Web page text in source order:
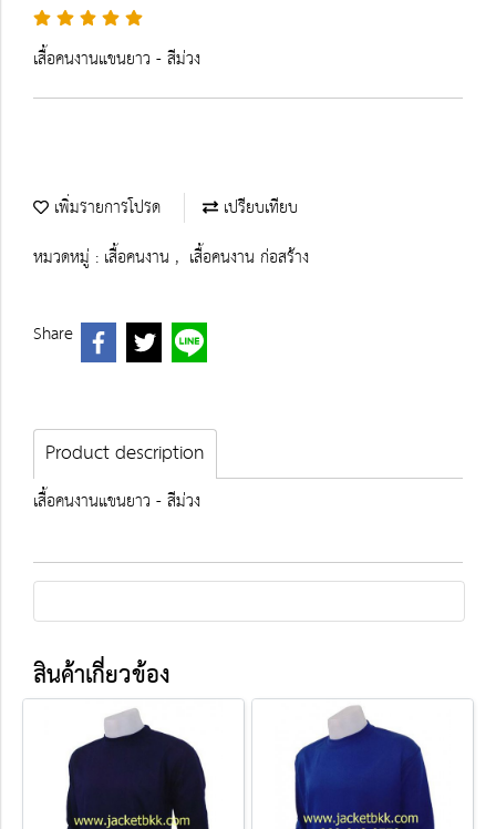
เสื้อคนงานแขนยาว - สีม่วง
เพิ่มรายการโปรด
เปรียบเทียบ
หมวดหมู่ : เสื้อคนงาน, เสื้อคนงาน ก่อสร้าง
Share
Product description
เสื้อคนงานแขนยาว - สีม่วง
สินค้าเกี่ยวข้อง